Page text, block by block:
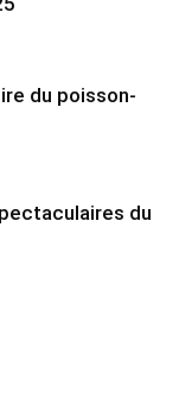
du poisson-
du